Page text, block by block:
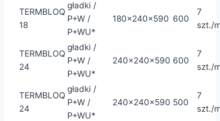
TERMBLOQ
18
gładki /
P+W /
P+WU*
180x240x590 600
7
szt./
TERMBLOQ
24
gładki /
P+W /
P+WU*
240x240x590 600
7
szt./
TERMBLOQ
24
gładki /
P+W /
P+WU*
240x240x590 500
7
szt./